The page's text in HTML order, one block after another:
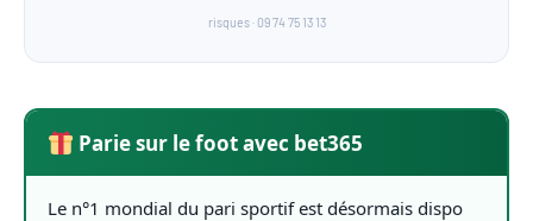
risques · 09 74 75 13 13
Parie sur le foot avec bet365
Le n°1 mondial du pari sportif est désormais dispo